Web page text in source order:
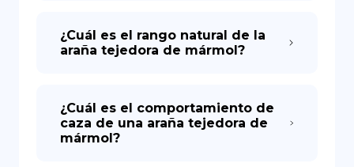
¿Cuál es el rango natural de la
araña tejedora de mármol?
¿Cuál es el comportamiento de
caza de una araña tejedora de
mármol?